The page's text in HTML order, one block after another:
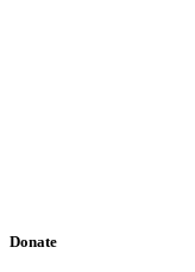
Donate